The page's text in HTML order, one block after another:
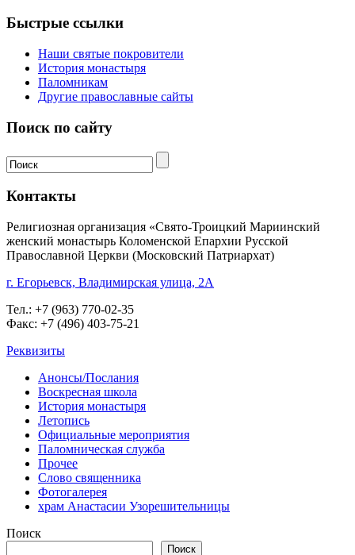
Быстрые ссылки
Наши святые покровители
История монастыря
Паломникам
Другие православные сайты
Поиск по сайту
Контакты
Религиозная организация «Свято-Троицкий Мариинский
женский монастырь Коломенской Епархии Русской
Православной Церкви (Московский Патриархат)
г. Егорьевск, Владимирская улица, 2А
Тел.: +7 (963) 770-02-35
Факс: +7 (496) 403-75-21
Реквизиты
Анонсы/Послания
Воскресная школа
История монастыря
Летопись
Официальные мероприятия
Паломническая служба
Прочее
Слово священника
Фотогалерея
храм Анастасии Узорешительницы
Поиск
Поиск